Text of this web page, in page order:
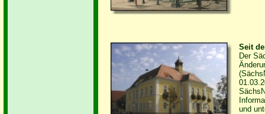
Seit
Der
und